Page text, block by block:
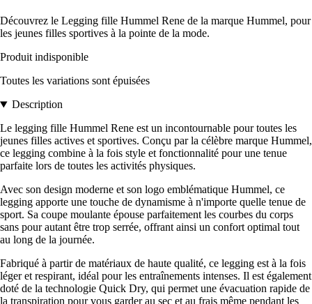
Découvrez le Legging fille Hummel Rene de la marque Hummel, pour
les jeunes filles sportives à la pointe de la mode.
Produit indisponible
Toutes les variations sont épuisées
Description
Le legging fille Hummel Rene est un incontournable pour toutes les
jeunes filles actives et sportives. Conçu par la célèbre marque Hummel,
ce legging combine à la fois style et fonctionnalité pour une tenue
parfaite lors de toutes les activités physiques.
Avec son design moderne et son logo emblématique Hummel, ce
legging apporte une touche de dynamisme à n'importe quelle tenue de
sport. Sa coupe moulante épouse parfaitement les courbes du corps
sans pour autant être trop serrée, offrant ainsi un confort optimal tout
au long de la journée.
Fabriqué à partir de matériaux de haute qualité, ce legging est à la fois
léger et respirant, idéal pour les entraînements intenses. Il est également
doté de la technologie Quick Dry, qui permet une évacuation rapide de
la transpiration pour vous garder au sec et au frais même pendant les